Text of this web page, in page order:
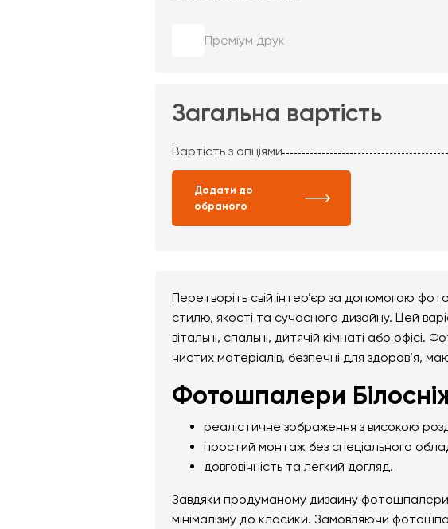
Преміум друк
Загальна вартість
Вартість з опціями
Додати до
обраного
Перетворіть свій інтер’єр за допомогою
стилю, якості та сучасного дизайну. Цей
вітальні, спальні, дитячій кімнаті або офісі.
чистих матеріалів, безпечні для здоров’я,
Фотошпалери
реалістичне зображення з високою
простий монтаж без спеціального
довговічність та легкий догляд.
Завдяки продуманому дизайну фотошпалери
мінімалізму до класики. Замовляючи